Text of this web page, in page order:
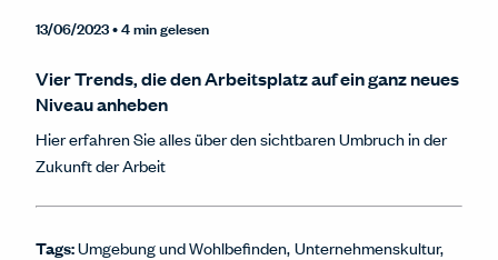
13/06/2023• 4 min gelesen
Vier Trends, die den Arbeitsplatz auf ein ganz neues
Niveau anheben
Hier erfahren Sie alles über den sichtbaren Umbruch in der
Zukunft der Arbeit
Tags:Umgebung und Wohlbefinden Unternehmenskultur